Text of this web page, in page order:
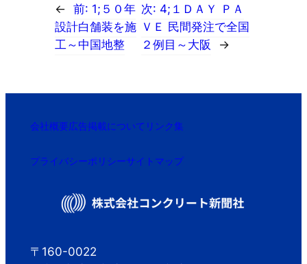
← 前: 1;５０年
設計白舗装を施
工～中国地整
次: 4;１ＤＡＹ ＰＡ
ＶＥ 民間発注で全国
２例目～大阪
→
会社概要広告掲載について リンク集
プライバシーポリシーサイトマップ
〒160-0022